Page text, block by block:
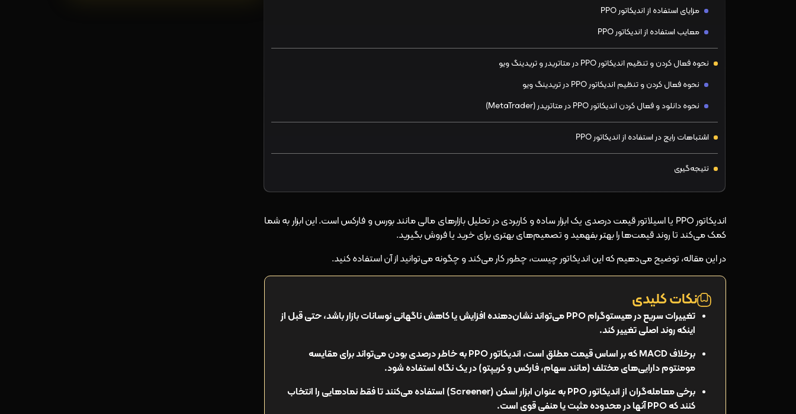
مزایای استفاده از اندیکاتور PPO
معایب استفاده از اندیکاتور PPO
نحوه فعال کردن و تنظیم اندیکاتور PPO در متاتریدر و تریدینگ ویو
نحوه فعال کردن و تنظیم اندیکاتور PPO در تریدینگ‌ ویو
نحوه دانلود و فعال کردن اندیکاتور PPO در متاتریدر (MetaTrader)
اشتباهات رایج در استفاده از اندیکاتور PPO
نتیجه‌گیری
اندیکاتور PPO یا اسیلاتور قیمت درصدی یک ابزار ساده و کاربردی در تحلیل بازارهای مالی مانند بورس و فارکس است. این ابزار به شما
کمک می‌کند تا روند قیمت‌ها را بهتر بفهمید و تصمیم‌های بهتری برای خرید یا فروش بگیرید.
در این مقاله، توضیح می‌دهیم که این اندیکاتور چیست، چطور کار می‌کند و چگونه می‌توانید از آن استفاده کنید.
نکات کلیدی
تغییرات سریع در هیستوگرام PPO می‌تواند نشان‌دهنده افزایش یا کاهش ناگهانی نوسانات بازار باشد، حتی قبل از
اینکه روند اصلی تغییر کند.
برخلاف MACD که بر اساس قیمت مطلق است، اندیکاتور PPO به خاطر درصدی بودن می‌تواند برای مقایسه
مومنتوم دارایی‌های مختلف (مانند سهام، فارکس و کریپتو) در یک نگاه استفاده شود.
برخی معامله‌گران از اندیکاتور PPO به عنوان ابزار اسکن (Screener) استفاده می‌کنند تا فقط نمادهایی را انتخاب
کنند که PPO آنها در محدوده مثبت یا منفی قوی است.